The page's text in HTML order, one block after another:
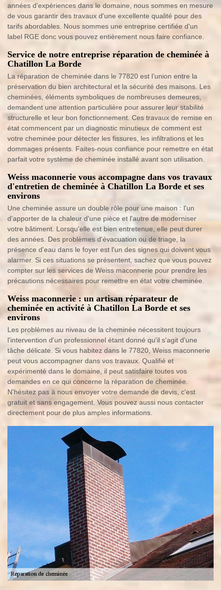
années d'expériences dans le domaine, nous sommes en mesure
de vous garantir des travaux d'une excellente qualité pour des
tarifs abordables. Nous sommes une entreprise certifiée d'un
label RGE donc vous pouvez entièrement nous faire confiance.
Service de notre entreprise réparation de cheminée à
Chatillon La Borde
La réparation de cheminée dans le 77820 est l’union entre la
préservation du bien architectural et la sécurité des maisons. Les
cheminées, éléments symboliques de nombreuses demeures,
demandent une attention particulière pour assurer leur stabilité
structurelle et leur bon fonctionnement. Ces travaux de remise en
état commencent par un diagnostic minutieux de comment est
votre cheminée pour détecter les fissures, les infiltrations et les
dommages présents. Faites-nous confiance pour remettre en état
parfait votre système de cheminée installé avant son utilisation.
Weiss maconnerie vous accompagne dans vos travaux
d'entretien de cheminée à Chatillon La Borde et ses
environs
Une cheminée assure un double rôle pour une maison : l'un
d'apporter de la chaleur d'une pièce et l'autre de moderniser
votre bâtiment. Lorsqu'elle est bien entretenue, elle peut durer
des années. Des problèmes d'évacuation ou de triage, la
présence d'eau dans le foyer est l'un des signes qui doivent vous
alarmer. Si ces situations se présentent, sachez que vous pouvez
compter sur les services de Weiss maconnerie pour prendre les
précautions nécessaires pour remettre en état votre cheminée.
Weiss maconnerie : un artisan réparateur de
cheminée en activité à Chatillon La Borde et ses
environs
Les problèmes au niveau de la cheminée nécessitent toujours
l'intervention d'un professionnel étant donné qu'il s'agit d'une
tâche délicate. Si vous habitez dans le 77820, Weiss maconnerie
peut vous accompagner dans vos travaux. Qualifié et
expérimenté dans le domaine, il peut satisfaire toutes vos
demandes en ce qui concerne la réparation de cheminée.
N'hésitez pas à nous envoyer votre demande de devis, c'est
gratuit et sans engagement. Vous pouvez aussi nous contacter
directement pour de plus amples informations.